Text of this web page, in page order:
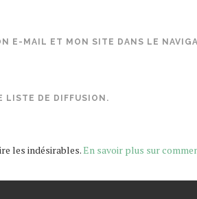
E-MAIL ET MON SITE DANS LE
LISTE DE DIFFUSION.
les indésirables.En savoir plus sur